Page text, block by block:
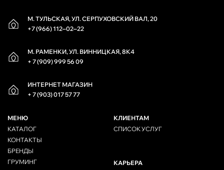
М. ТУЛЬСКАЯ, УЛ. СЕРПУХОВСКИЙ ВАЛ, 20
+7 (966) 112‒02‒22
М. РАМЕНКИ, УЛ. ВИННИЦКАЯ, 8К4
+ 7 (909) 999 56 09
ИНТЕРНЕТ МАГАЗИН
+ 7 (903) 017 57 77
МЕНЮ
КАТАЛОГ
КОНТАКТЫ
БРЕНДЫ
ГРУМИНГ
КЛИЕНТАМ
СПИСОК УСЛУГ
КАРЬЕРА